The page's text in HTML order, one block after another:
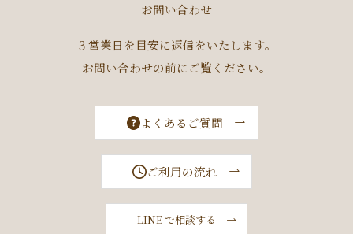
お問い合わせ
３営業日を目安に返信をいたします。
お問い合わせの前にご覧ください。
よくあるご質問
ご利用の流れ
LINE で相談する